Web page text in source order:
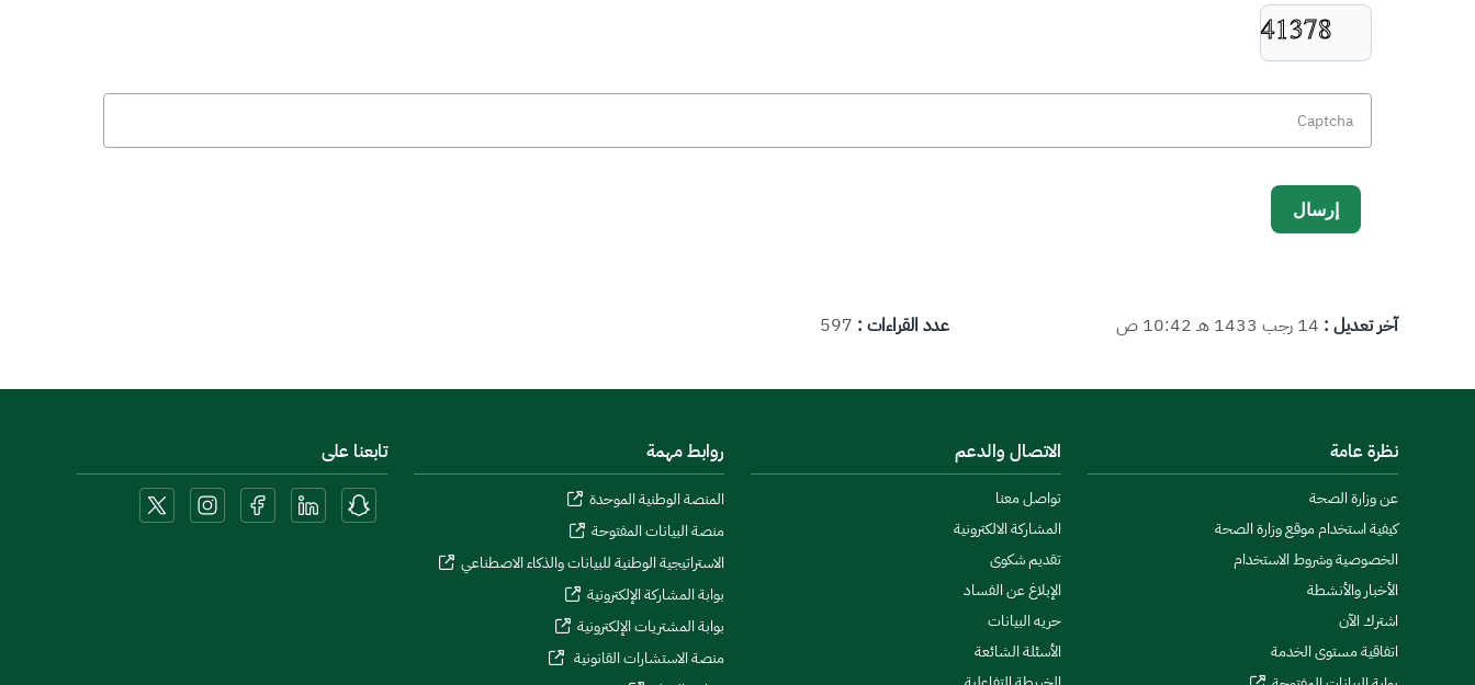
آخر تعديل : 14 رجب 1433 هـ 10:42 ص عدد القراءات : 597
نظرة عامة
عن وزارة الصحة
كيفية استخدام موقع وزارة الصحة
الخصوصية وشروط الاستخدام
الأخبار والأنشطة
اشترك الآن
اتفاقية مستوى الخدمة
الاتصال والدعم
تواصل معنا
المشاركة الالكترونية
تقديم شكوى
الإبلاغ عن الفساد
حريه البيانات
الأسئلة الشائعة
روابط مهمة
المنصة الوطنية الموحدة
منصة البيانات المفتوحة
الاستراتيجية الوطنية للبيانات والذكاء الاصطناعي
بوابة المشاركة الإلكترونية
بوابة المشتريات الإلكترونية
منصة الاستشارات القانونية
تابعنا على